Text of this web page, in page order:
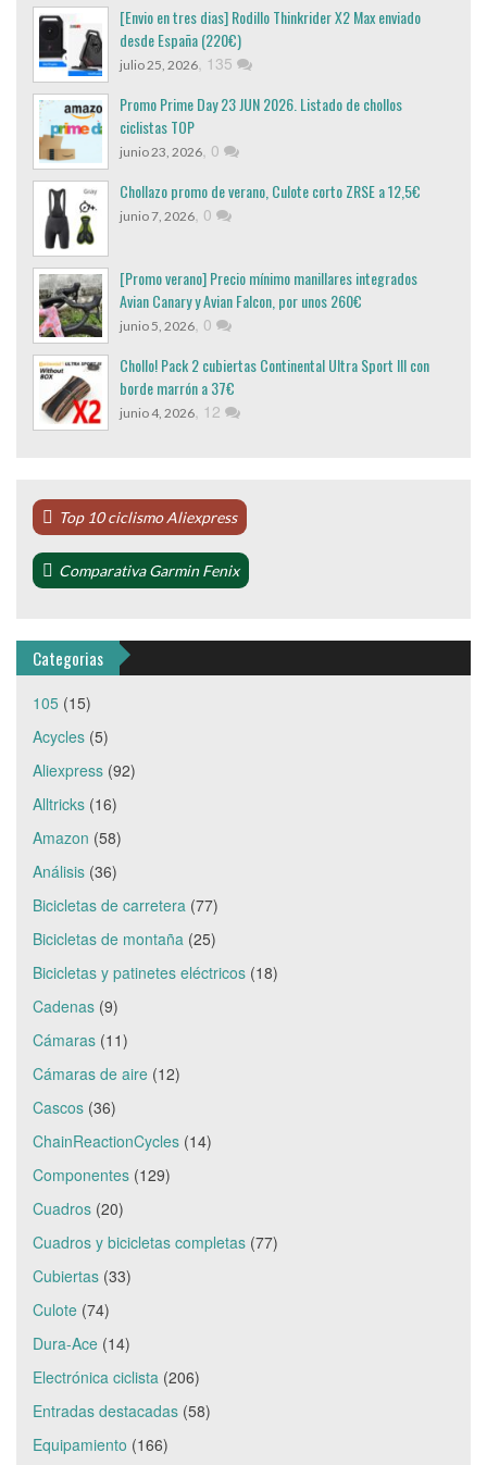
[Envio en tres dias] Rodillo Thinkrider X2 Max enviado
desde España (220€)
julio 25, 2026, 135
Promo Prime Day 23 JUN 2026. Listado de chollos
ciclistas TOP
junio 23, 2026, 0
Chollazo promo de verano, Culote corto ZRSE a 12,5€
junio 7, 2026, 0
[Promo verano] Precio mínimo manillares integrados
Avian Canary y Avian Falcon, por unos 260€
junio 5, 2026, 0
Chollo! Pack 2 cubiertas Continental Ultra Sport III con
borde marrón a 37€
junio 4, 2026, 12
Top 10 ciclismo Aliexpress
Comparativa Garmin Fenix
Categorias
105 (15)
Acycles (5)
Aliexpress (92)
Alltricks (16)
Amazon (58)
Análisis (36)
Bicicletas de carretera (77)
Bicicletas de montaña (25)
Bicicletas y patinetes eléctricos (18)
Cadenas (9)
Cámaras (11)
Cámaras de aire (12)
Cascos (36)
ChainReactionCycles (14)
Componentes (129)
Cuadros (20)
Cuadros y bicicletas completas (77)
Cubiertas (33)
Culote (74)
Dura-Ace (14)
Electrónica ciclista (206)
Entradas destacadas (58)
Equipamiento (166)